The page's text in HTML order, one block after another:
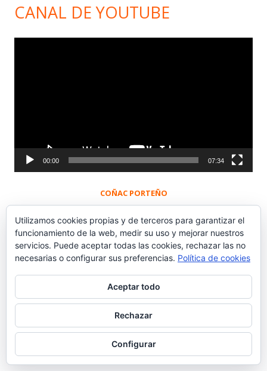
CANAL DE YOUTUBE
00:00 07:34
COÑAC PORTEÑO
Ir a las Viñetas de Alberto Castrelo
Utilizamos cookies propias y de terceros para garantizar el
funcionamiento de la web, medir su uso y mejorar nuestros
servicios. Puede aceptar todas las cookies, rechazar las no
necesarias o configurar sus preferencias. Política de cookies
Aceptar todo
Rechazar
Configurar